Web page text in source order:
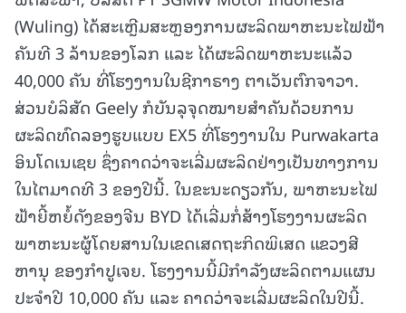
(Wuling) ໄດ້ສະເຫຼີມສະຫຼອງການຜະລິດພາຫະນະໄຟຟ້າ
ຄັນທີ 3 ລ້ານຂອງໂລກ ແລະ ໄດ້ຜະລິດພາຫະນະແລ້ວ
40,000 ຄັນ ທີ່ໂຮງງານໃນຊີກາຣາງ ຕາເວັນຕົກຈາວາ.
ສ່ວນບໍລິສັດ Geely ກໍບັນລຸຈຸດໝາຍສຳຄັນດ້ວຍການ
ຜະລິດທົດລອງຮູບແບບ EX5 ທີ່ໂຮງງານໃນ Purwakarta
ອິນໂດເນເຊຍ ຊຶ່ງຄາດວ່າຈະເລີ່ມຜະລິດຢ່າງເປັນທາງການ
ໃນໄຕມາດທີ 3 ຂອງປີນີ້. ໃນຂະນະດຽວກັນ, ພາຫະນະໄຟ
ຟ້າຍີ້ຫຍໍ້ດັງຂອງຈີນ BYD ໄດ້ເລີ່ມກໍ່ສ້າງໂຮງງານຜະລິດ
ພາຫະນະຜູ້ໂດຍສານໃນເຂດເສດຖະກິດພິເສດ ແຂວງສີ
ຫານຸ ຂອງກຳປູເຈຍ. ໂຮງງານນີ້ມີກຳລັງຜະລິດຕາມແຜນ
ປະຈຳປີ 10,000 ຄັນ ແລະ ຄາດວ່າຈະເລີ່ມຜະລິດໃນປີນີ້.